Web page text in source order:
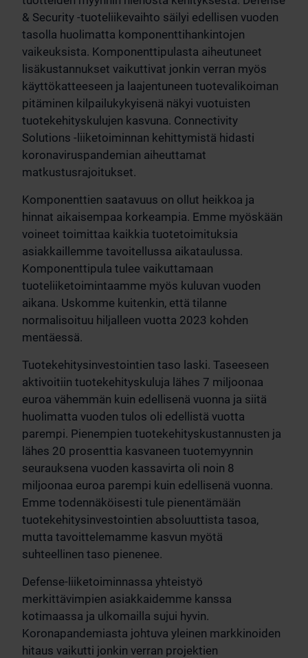
& Security -tuoteliikevaihto säilyi edellisen vuoden
tasolla huolimatta komponenttihankintojen
vaikeuksista. Komponenttipulasta aiheutuneet
lisäkustannukset vaikuttivat jonkin verran myös
käyttökatteeseen ja laajentuneen tuotevalikoiman
pitäminen kilpailukykyisenä näkyi vuotuisten
tuotekehityskulujen kasvuna. Connectivity
Solutions -liiketoiminnan kehittymistä hidasti
koronaviruspandemian aiheuttamat
matkustusrajoitukset.
Komponenttien saatavuus on ollut heikkoa ja
hinnat aikaisempaa korkeampia. Emme myöskään
voineet toimittaa kaikkia tuotetoimituksia
asiakkaillemme tavoitellussa aikataulussa.
Komponenttipula tulee vaikuttamaan
tuoteliiketoimintaamme myös kuluvan vuoden
aikana. Uskomme kuitenkin, että tilanne
normalisoituu hiljalleen vuotta 2023 kohden
mentäessä.
Tuotekehitysinvestointien taso laski. Taseeseen
aktivoitiin tuotekehityskuluja lähes 7 miljoonaa
euroa vähemmän kuin edellisenä vuonna ja siitä
huolimatta vuoden tulos oli edellistä vuotta
parempi. Pienempien tuotekehityskustannusten ja
lähes 20 prosenttia kasvaneen tuotemyynnin
seurauksena vuoden kassavirta oli noin 8
miljoonaa euroa parempi kuin edellisenä vuonna.
Emme todennäköisesti tule pienentämään
tuotekehitysinvestointien absoluuttista tasoa,
mutta tavoittelemamme kasvun myötä
suhteellinen taso pienenee.
Defense-liiketoiminnassa yhteistyö
merkittävimpien asiakkaidemme kanssa
kotimaassa ja ulkomailla sujui hyvin.
Koronapandemiasta johtuva yleinen markkinoiden
hitaus vaikutti jonkin verran projektien